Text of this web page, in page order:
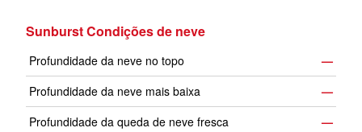
Sunburst Condições de neve
Profundidade da neve no topo
—
Profundidade da neve mais baixa
—
Profundidade da queda de neve fresca
—